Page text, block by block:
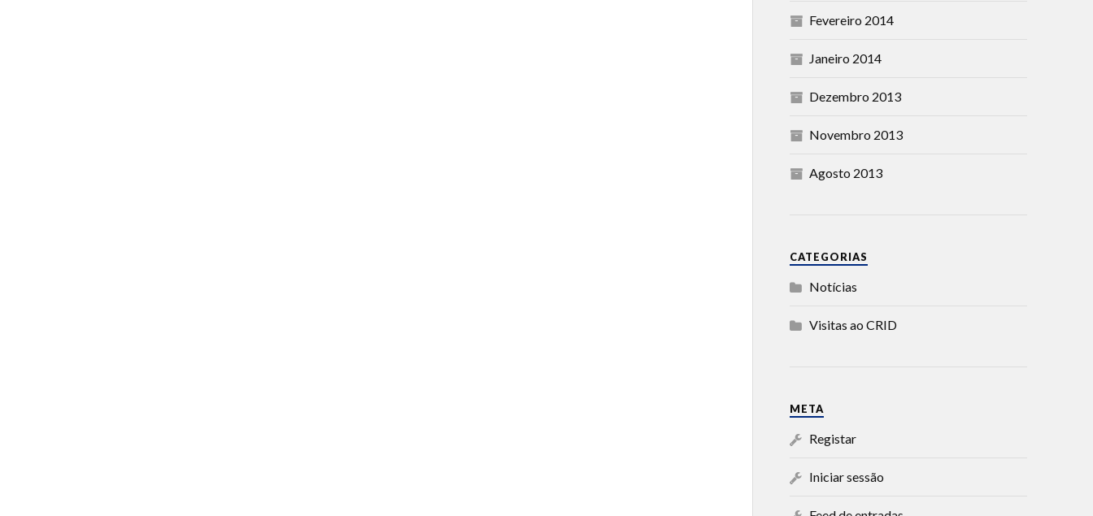
Fevereiro 2014
Janeiro 2014
Dezembro 2013
Novembro 2013
Agosto 2013
CATEGORIAS
Notícias
Visitas ao CRID
META
Registar
Iniciar sessão